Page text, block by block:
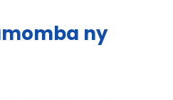
ny